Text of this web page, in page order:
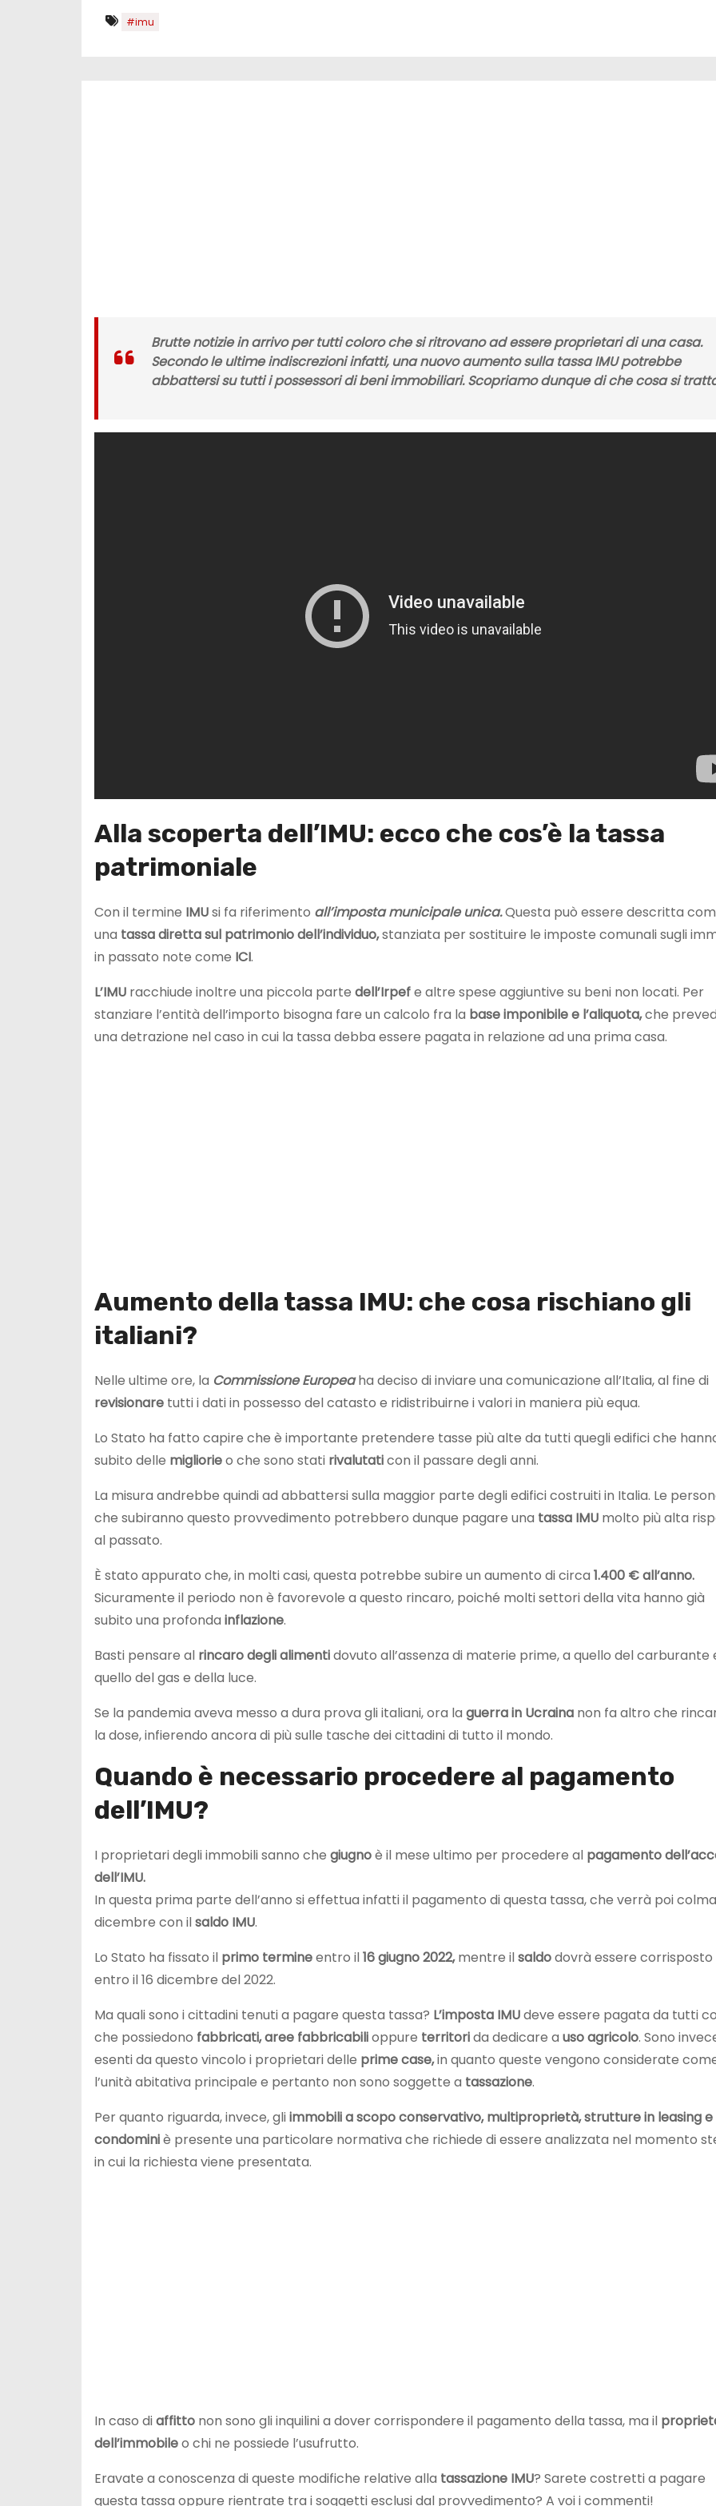
#imu
Brutte notizie in arrivo per tutti coloro che si ritrovano ad essereproprietari di una casa.
Secondo le ultime indiscrezioni infatti, una nuovoaumento sulla tassa IMUpotrebbe
abbattersi su tutti i possessori di beni immobiliari. Scopriamo dunque di che cosa si
Alla scoperta dell’IMU: ecco che cos’è la tassa
patrimoniale
Con il termine IMUsi fa riferimento all’imposta municipale unica.Questa può essere descritta
una tassa diretta sul patrimonio dell’individuo,stanziata per sostituire le imposte comunali sugli
in passato note come ICI.
L’IMU racchiude inoltre una piccola parte dell’Irpefe altre spese aggiuntive su beni non locati. Per
stanziare l’entità dell’importo bisogna fare un calcolo fra la base imponibile e l’aliquota,che
una detrazione nel caso in cui la tassa debba essere pagata in relazione ad una prima casa.
Aumento della tassa IMU: che cosa rischiano gli
italiani?
Nelle ultime ore, la Commissione Europea ha deciso di inviare una comunicazione all’Italia, al fine di
revisionare tutti i dati in possesso del catasto e ridistribuirne i valori in maniera più equa.
Lo Stato ha fatto capire che è importante pretendere tasse più alte da tutti quegli edifici che
subito delle migliorieo che sono stati rivalutaticon il passare degli anni.
La misura andrebbe quindi ad abbattersi sulla maggior parte degli edifici costruiti in Italia. Le
che subiranno questo provvedimento potrebbero dunque pagare una tassa IMU molto più alta
al passato.
È stato appurato che, in molti casi, questa potrebbe subire un aumento di circa 1.400 € all’anno.
Sicuramente il periodo non è favorevole a questo rincaro, poiché molti settori della vita hanno già
subito una profonda inflazione.
Basti pensare al rincaro degli alimentidovuto all’assenza di materie prime, a quello del carburante
quello del gas e della luce.
Se la pandemia aveva messo a dura prova gli italiani, ora la guerra in Ucraina non fa altro che
la dose, infierendo ancora di più sulle tasche dei cittadini di tutto il mondo.
Quando è necessario procedere al pagamento
dell’IMU?
I proprietari degli immobili sanno che giugnoè il mese ultimo per procedere al pagamento
dell’IMU.
In questa prima parte dell’anno si effettua infatti il pagamento di questa tassa, che verrà poi
dicembre con ilsaldo IMU.
Lo Stato ha fissato il primo termineentro il16giugno 2022,mentre ilsaldodovrà essere corrisposto
entro il 16 dicembre del 2022.
Ma quali sono i cittadini tenuti a pagare questa tassa? L’imposta IMUdeve essere pagata da tutti
che possiedono fabbricati, aree fabbricabilioppure territorida dedicare a uso agricolo. Sono
esenti da questo vincolo i proprietari delle prime case,in quanto queste vengono considerate
l’unità abitativa principale e pertanto non sono soggette a tassazione.
Per quanto riguarda, invece, gliimmobili a scopoconservativo, multiproprietà, strutture in leasing e
condominiè presente una particolare normativa che richiede di essere analizzata nel momento
in cui la richiesta viene presentata.
In caso diaffitto non sono gli inquilini a dover corrispondere il pagamento della tassa, ma il
dell’immobileo chi ne possiede l’usufrutto.
Eravate a conoscenza di queste modifiche relative alla tassazione IMU? Sarete costretti a pagare
questa tassa oppure rientrate tra i soggetti esclusi dal provvedimento? A voi i commenti!